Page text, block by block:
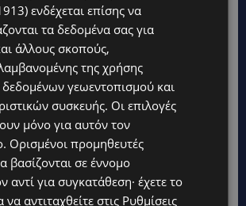
ενδέχεται επίσης να
τα δεδομένα σας για
άλλους σκοπούς,
της χρήσης
γεωεντοπισμού και
συσκευής. Οι επιλογές
μόνο για αυτόν τον
Ορισμένοι προμηθευτές
βασίζονται σε έννομο
αντί για συγκατάθεση· έχετε το
αντιταχθείτε στις Ρυθμίσεις